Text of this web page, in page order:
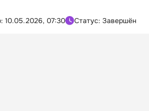
10.05.2026, 07:30 Статус: Завершён